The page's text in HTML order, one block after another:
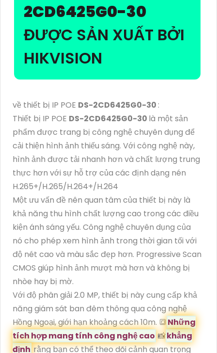
2CD6425G0-30
ĐƯỢC SẢN XUẤT BỞI
HIKVISION
về thiết bị IP POE DS-2CD6425G0-30 :
Thiết bị IP POE DS-2CD6425G0-30 là một sản
phẩm được trang bị công nghệ chuyên dụng để
cải thiện hình ảnh thiếu sáng. Với công nghệ này,
hình ảnh được tải nhanh hơn và chất lượng trung
thực hơn với sự hỗ trợ của các định dạng nén
H.265+/H.265/H.264+/H.264
Một ưu vấn đề nên quan tâm của thiết bị này là
khả năng thu hình chất lượng cao trong các điều
kiện ánh sáng yếu. Công nghệ chuyên dụng của
nó cho phép xem hình ảnh trong thời gian tối với
độ nét cao và màu sắc đẹp hơn. Progressive Scan
CMOS giúp hình ảnh mượt mà hơn và không bị
nhòe hay bị mờ.
Với độ phân giải 2.0 MP, thiết bị này cung cấp khả
năng giám sát ban đêm thông qua công nghệ
Hồng Ngoại, giới hạn khoảng cách 10m. 🔳Những
tích hợp mang tính công nghệ cao 📸khẳng
địnhrằng bạn có thể theo dõi cảnh quan trọng